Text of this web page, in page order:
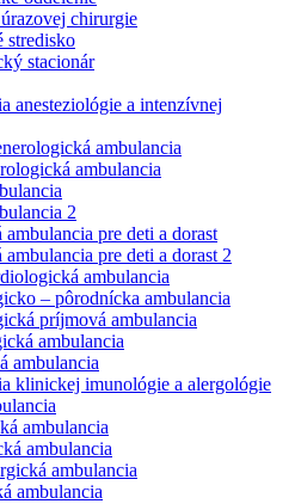
chirurgie
stredisko
stacionár
anesteziológie a intenzívnej
ambulancia
ambulancia
2
ambulancia pre deti a dorast
ambulancia pre deti a dorast 2
ambulancia
– pôrodnícka ambulancia
príjmová ambulancia
ambulancia
ambulancia
klinickej imunológie a alergológie
ambulancia
ambulancia
ambulancia
ambulancia